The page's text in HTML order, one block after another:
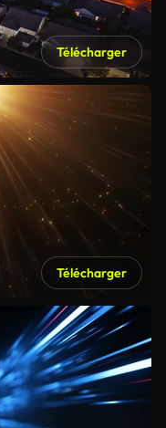
Télécharger
Télécharger